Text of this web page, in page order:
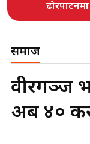
समाज
वीरगञ्ज
अर्ब ४०